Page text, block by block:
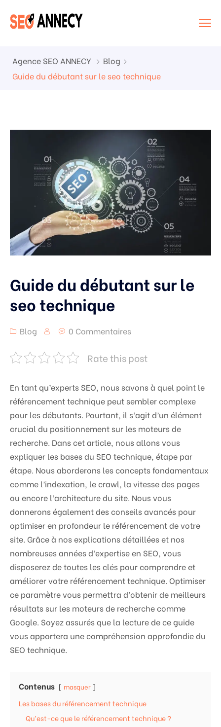
Agence SEO ANNECY
Blog
Guide du débutant sur le seo technique
Guide du débutant sur le
seo technique
Blog 0 Commentaires
Rate this post
En tant qu’experts SEO, nous savons à quel point le
référencement technique peut sembler complexe
pour les débutants. Pourtant, il s’agit d’un élément
crucial du positionnement sur les moteurs de
recherche. Dans cet article, nous allons vous
expliquer les bases du SEO technique, étape par
étape. Nous aborderons les concepts fondamentaux
comme l’indexation, le crawl, la vitesse des pages
ou encore l’architecture du site. Nous vous
donnerons également des conseils avancés pour
optimiser en profondeur le référencement de votre
site. Grâce à nos explications détaillées et nos
nombreuses années d’expertise en SEO, vous
disposerez de toutes les clés pour comprendre et
améliorer votre référencement technique. Optimiser
ce paramètre vous permettra d’obtenir de meilleurs
résultats sur les moteurs de recherche comme
Google. Soyez assurés que la lecture de ce guide
vous apportera une compréhension approfondie du
SEO technique.
Contenus masquer
Les bases du référencement technique
Qu’est-ce que le référencement technique ?